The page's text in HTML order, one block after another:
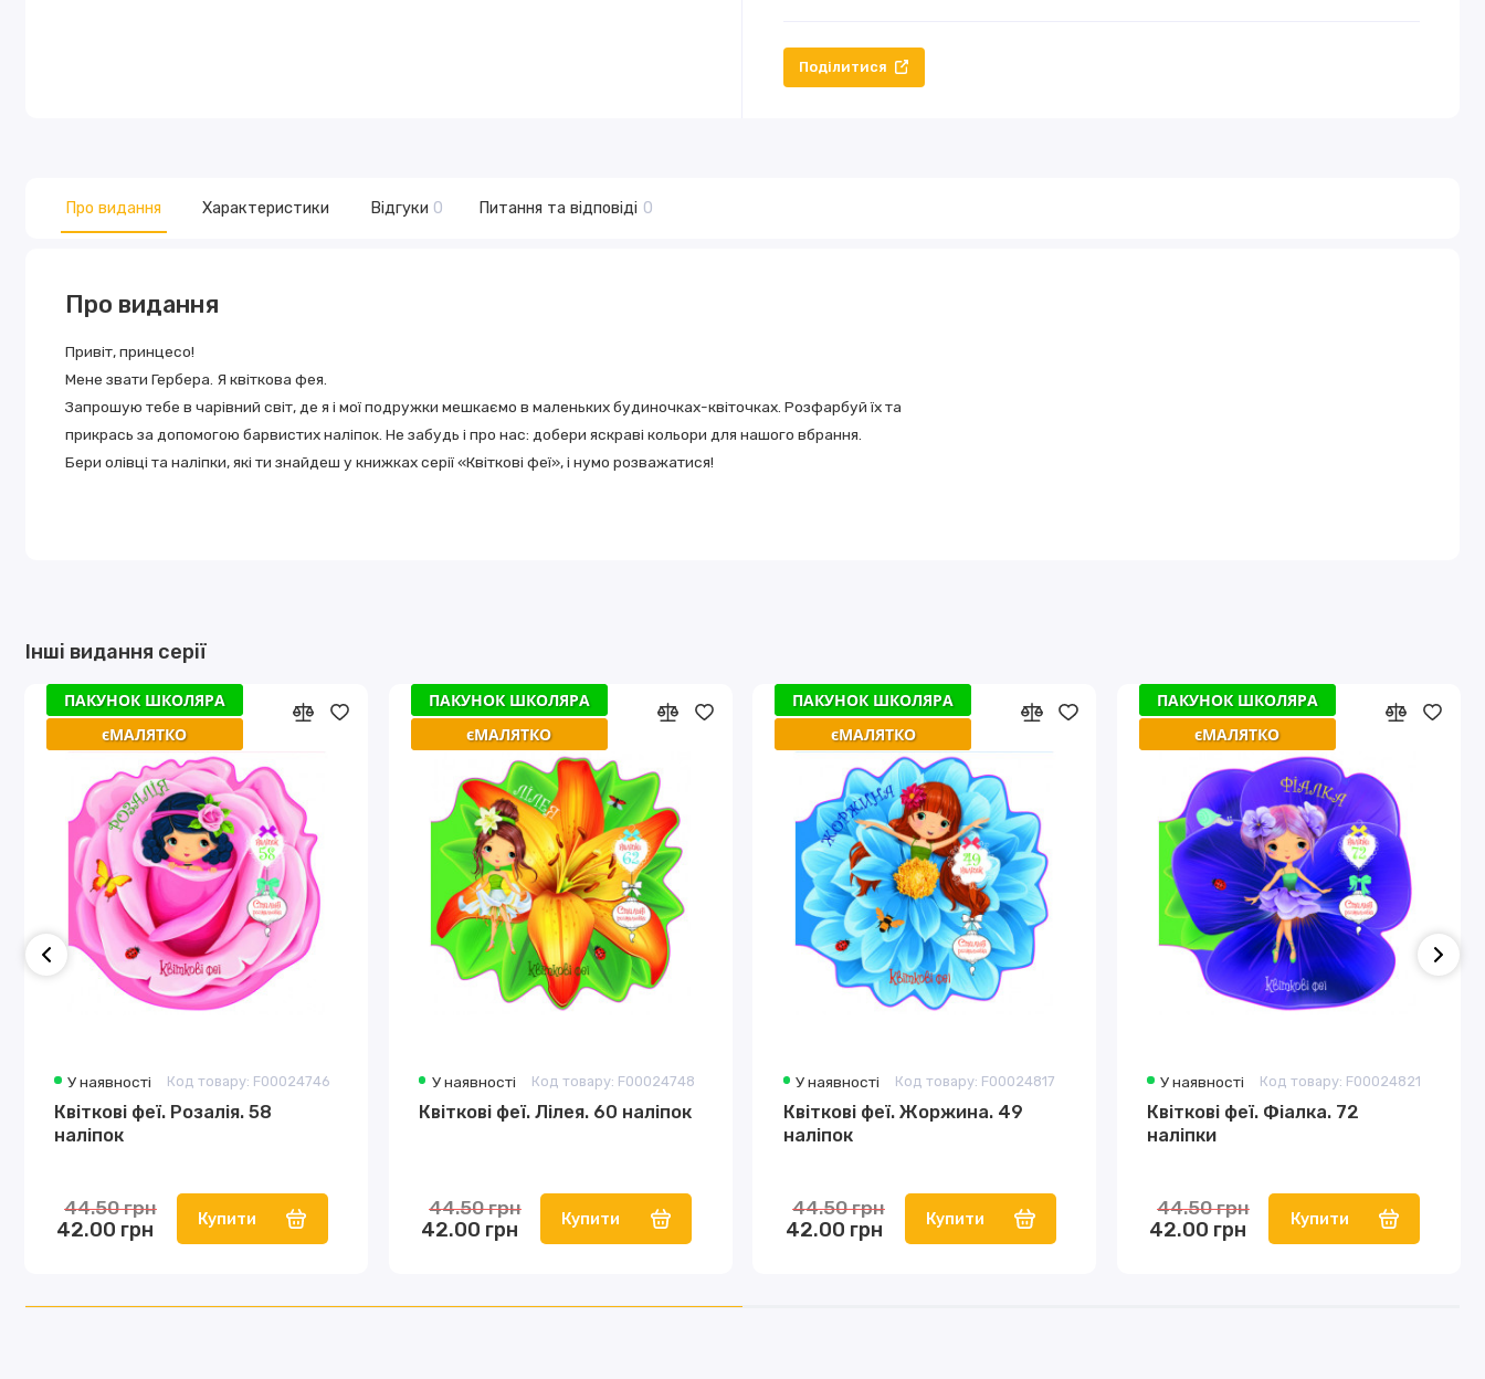
Поділитися
Про видання Характеристики Відгуки 0 Питання та відповіді 0
Про видання
Привiт, принцесо!
Мене звати Гербера. Я квiткова фея.
Запрошую тебе в чарiвний свiт, де я i мої подружки мешкаємо в маленьких будиночках-квiточках. Розфарбуй їх та
прикрась за допомогою барвистих налiпок. Не забудь i про нас: добери яскравi кольори для нашого вбрання.
Бери олiвцi та налiпки, якi ти знайдеш у книжках серiї «Квiтковi феї», i нумо розважатися!
Інші видання серії
У наявності Код товару: F00024746
Квіткові феї. Розалія. 58
наліпок
ПАКУНОК ШКОЛЯРА
єМАЛЯТКО
ПАКУНОК ШКОЛЯРА
єМАЛЯТКО
42.00 грн
44.50 грн Купити
У наявності Код товару: F00024748
Квіткові феї. Лілея. 60 наліпок
ПАКУНОК ШКОЛЯРА
єМАЛЯТКО
ПАКУНОК ШКОЛЯРА
єМАЛЯТКО
42.00 грн
44.50 грн Купити
У наявності Код товару: F00024817
Квіткові феї. Жоржина. 49
наліпок
ПАКУНОК ШКОЛЯРА
єМАЛЯТКО
ПАКУНОК ШКОЛЯРА
єМАЛЯТКО
42.00 грн
44.50 грн Купити
У наявності Код товару: F00024821
Квіткові феї. Фіалка. 72
наліпки
ПАКУНОК ШКОЛЯРА
єМАЛЯТКО
ПАКУНОК ШКОЛЯРА
єМАЛЯТКО
42.00 грн
44.50 грн Купити